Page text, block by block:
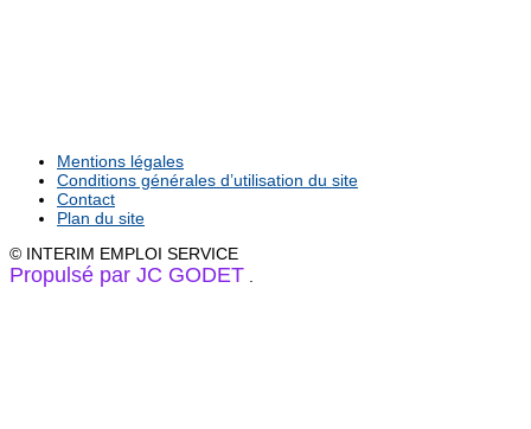
Mentions légales
Conditions générales d’utilisation du site
Contact
Plan du site
© INTERIM EMPLOI SERVICE
Propulsé par JC GODET